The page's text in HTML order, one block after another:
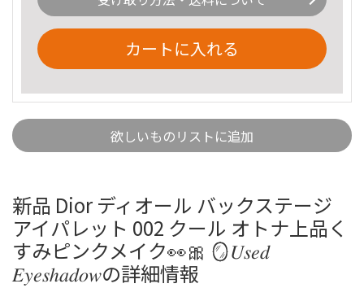
カートに入れる
欲しいものリストに追加
新品 Dior ディオール バックステージ
アイパレット 002 クール オトナ上品く
すみピンクメイク👀🎀 🪞𝑈𝑠𝑒𝑑
𝐸𝑦𝑒𝑠ℎ𝑎𝑑𝑜𝑤の詳細情報